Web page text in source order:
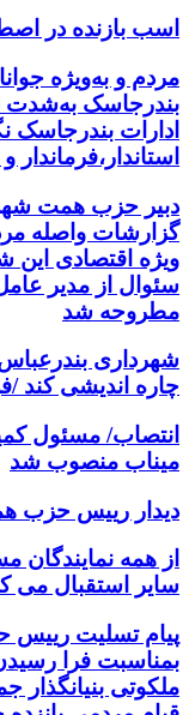
اسب بازنده در
مردم و به‌ویژه
بندرجاسک به‌شدت
ادارات بندرجاسک
دبیر حزب همت
گزارشات واصله
ویژه اقتصادی
سئوال از مدیر
مطروحه شد
شهرداری
چاره اندیشی کند /
انتصاب/ مسئول
میناب منصوب شد
دیدار رییس حزب
از همه
سایر استقبال می
پیام تسلیت
بمناسبت فرا
ملکوتی بنیانگذار